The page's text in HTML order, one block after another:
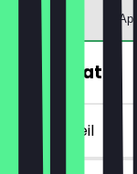
30% Rabatt
~€ 4 Vorteil